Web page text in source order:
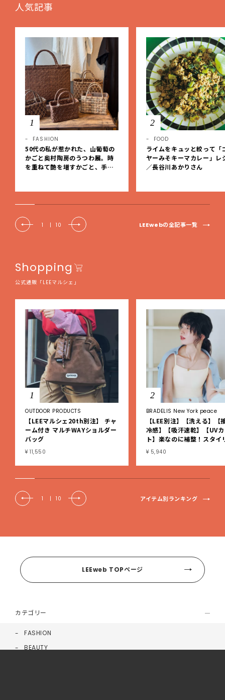
人気記事
1
FASHION
50代の私が惹かれた、山葡萄の
かごと奥村陶房のうつわ展。時
を重ねて艶を増すかごと、手仕
2
FOOD
ライムをキュッと絞って「
ヤーみそキーマカレー」レ
／長谷川あかりさん
1 | 10 LEEwebの全記事一覧
Shopping
公式通販「LEEマルシェ」
1
OUTDOOR PRODUCTS
【LEEマルシェ20th別注】 チャ
ーム付き マルチWAYショルダー
バッグ
¥ 11,550
2
BRADELIS New York peace
【LEE別注】【洗える】【
冷感】【吸汗速乾】【UV
ト】楽なのに補整！スタイ
シュ綿混ブラキャミ
¥ 5,940
1 | 10 アイテム別ランキング
LEEweb TOPページ
カテゴリー
FASHION
BEAUTY